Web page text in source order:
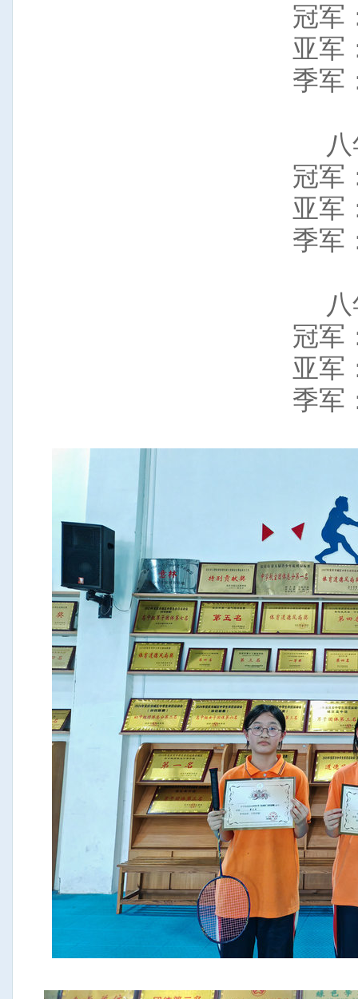
冠军
亚军
季军
冠军
亚军
季军
冠军
亚军
季军